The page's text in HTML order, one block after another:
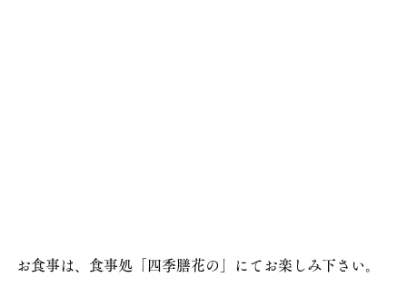
お食事は、食事処「四季膳花の」にてお楽しみ下さい。